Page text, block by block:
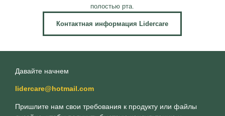
полостью рта.
Контактная информация Lidercare
Давайте начнем
lidercare@hotmail.com
Пришлите нам свои требования к продукту или файлы